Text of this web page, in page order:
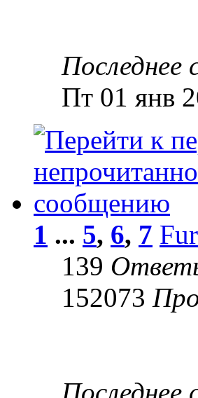
Последнее
Пт 01 янв
1 ... 5, 6, 7
139
152073